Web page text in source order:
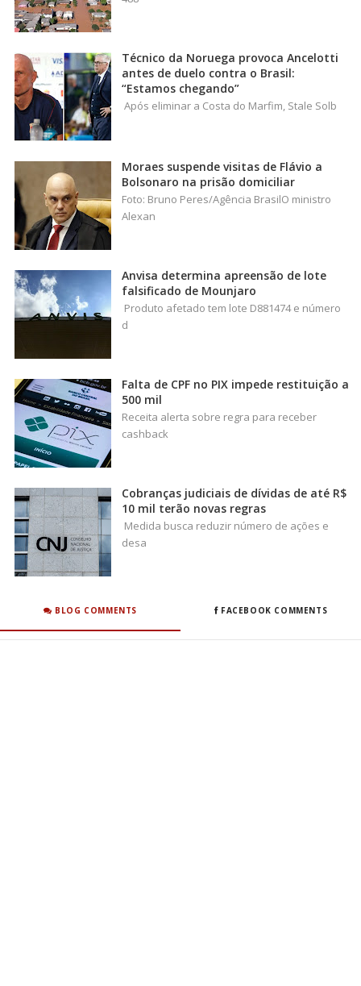
Técnico da Noruega provoca Ancelotti
antes de duelo contra o Brasil:
“Estamos chegando”
Após eliminar a Costa do Marfim, Stale Solb
Moraes suspende visitas de Flávio a
Bolsonaro na prisão domiciliar
Foto: Bruno Peres/Agência BrasilO ministro
Alexan
Anvisa determina apreensão de lote
falsificado de Mounjaro
Produto afetado tem lote D881474 e número
d
Falta de CPF no PIX impede restituição a
500 mil
Receita alerta sobre regra para receber
cashback
Cobranças judiciais de dívidas de até R$
10 mil terão novas regras
Medida busca reduzir número de ações e
desa
BLOG COMMENTS FACEBOOK COMMENTS